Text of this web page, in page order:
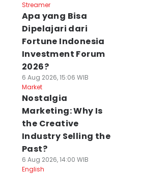
Streamer
Apa yang Bisa
Dipelajari dari
Fortune Indonesia
Investment Forum
2026?
6 Aug 2026, 15:06 WIB
Market
Nostalgia
Marketing: Why Is
the Creative
Industry Selling the
Past?
6 Aug 2026, 14:00 WIB
English